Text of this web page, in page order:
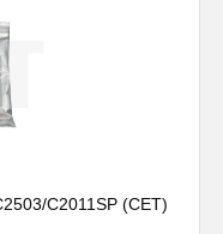
C2011SP (CET)